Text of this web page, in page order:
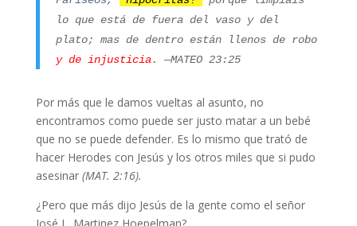
lo que está de fuera del vaso y del
plato; mas de dentro están llenos de robo
y de injusticia. —MATEO 23:25
Por más que le damos vueltas al asunto, no
encontramos como puede ser justo matar a un bebé
que no se puede defender. Es lo mismo que trató de
hacer Herodes con Jesús y los otros miles que si pudo
asesinar (MAT. 2:16).
¿Pero que más dijo Jesús de la gente como el señor